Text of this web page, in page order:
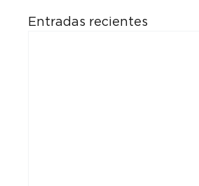
Entradas recientes